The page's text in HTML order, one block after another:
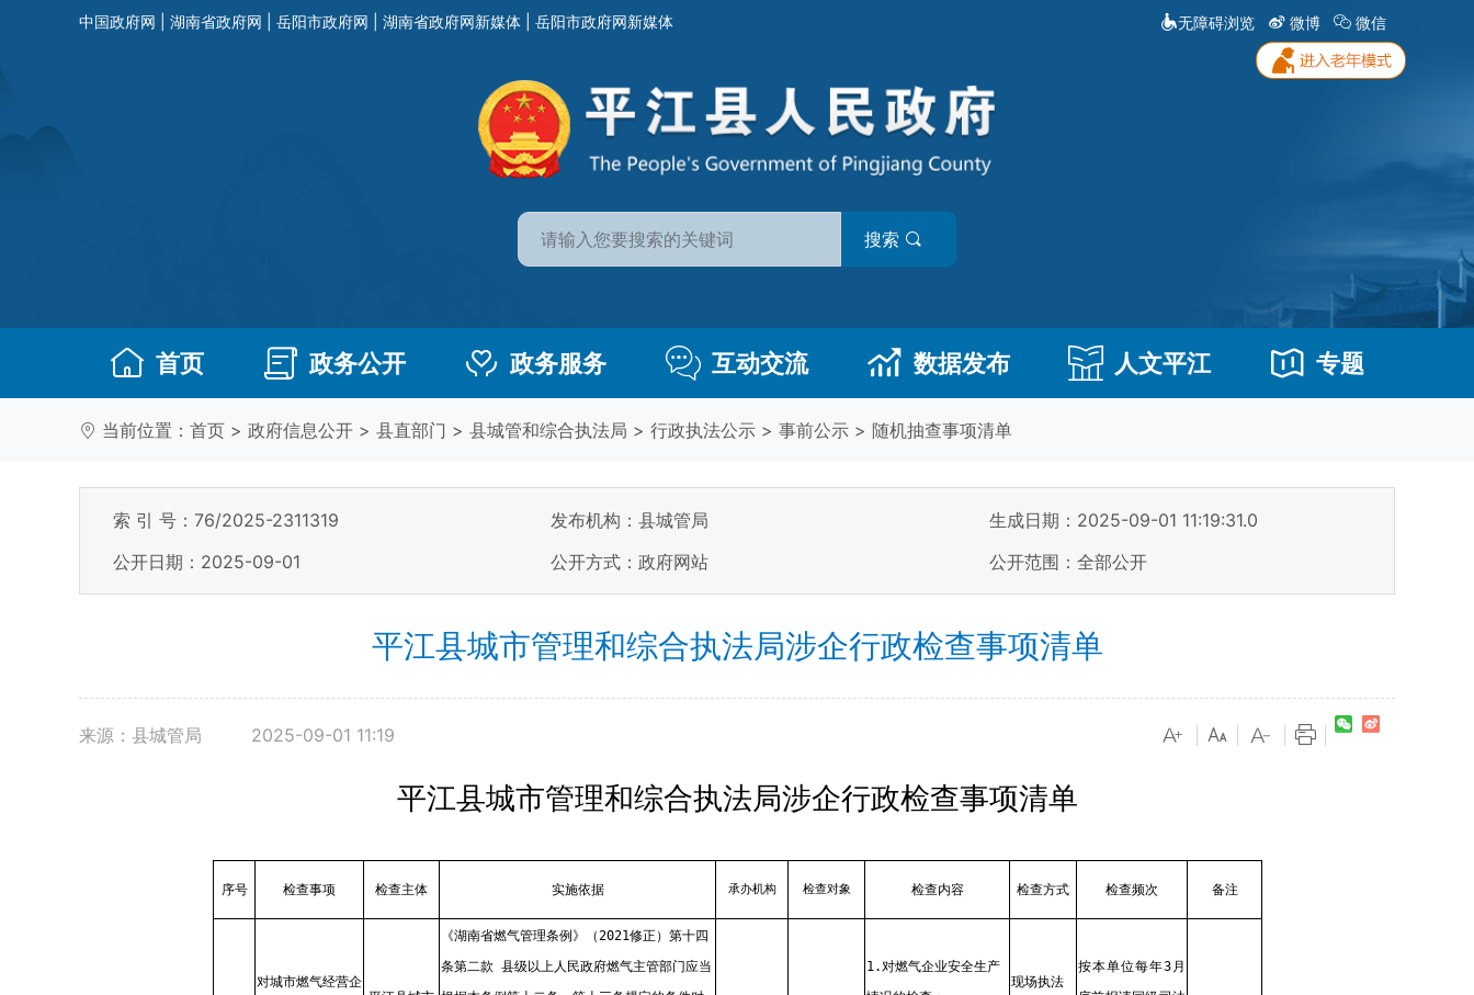
中国政府网 湖南省政府网 岳阳市政府网 湖南省政府网新媒体 岳阳市政府网新媒体 无障碍浏览 微博 微信
搜索
首页 政务公开 政务服务 互动交流 数据发布 人文平江 专题
当前位置： 首页 > 政府信息公开 > 县直部门 > 县城管和综合执法局 > 行政执法公示 > 事前公示 > 随机抽查事项清单
索 引 号：76/2025-2311319 发布机构：县城管局
生成日期：2025-09-01 11:19:31.0
公开日期：2025-09-01
公开方式：政府网站 公开范围：全部公开
平江县城市管理和综合执法局涉企行政检查事项清单
来源：县城管局 2025-09-01 11:19
平江县城市管理和综合执法局涉企行政检查事项清单
序号 检查事项 检查主体 实施依据 承办机构 检查对象 检查内容 检查方式 检查频次 备注
对城市燃气经营企
《湖南省燃气管理条例》（2021修正）第十四
条第二款 县级以上人民政府燃气主管部门应当
1.对燃气企业安全生产
现场执法
按本单位每年3月